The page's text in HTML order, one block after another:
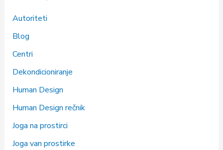
Autoriteti
Blog
Centri
Dekondicioniranje
Human Design
Human Design rečnik
Joga na prostirci
Joga van prostirke